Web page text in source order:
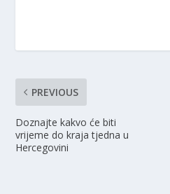
PREVIOUS
Doznajte kakvo će biti
vrijeme do kraja tjedna u
Hercegovini